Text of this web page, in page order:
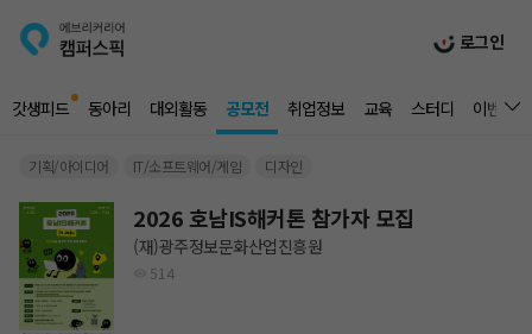
로그인
갓생피드 동아리 대외활동 공모전 취업정보 교육 스터디 이벤트
기획/아이디어 IT/소프트웨어/게임 디자인
2026 호남IS해커톤 참가자 모집
(재)광주정보문화산업진흥원
514